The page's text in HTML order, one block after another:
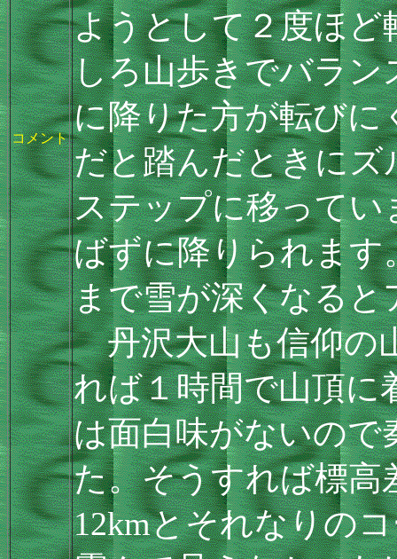
コメント
ようとして２度ほ
しろ山歩きでバラン
に降りた方が転びに
だと踏んだときに
ステップに移って
ばずに降りられま
まで雪が深くなる
丹沢大山も信仰の
れば１時間で山頂に
は面白味がないので
た。そうすれば標高
12kmとそれなりの